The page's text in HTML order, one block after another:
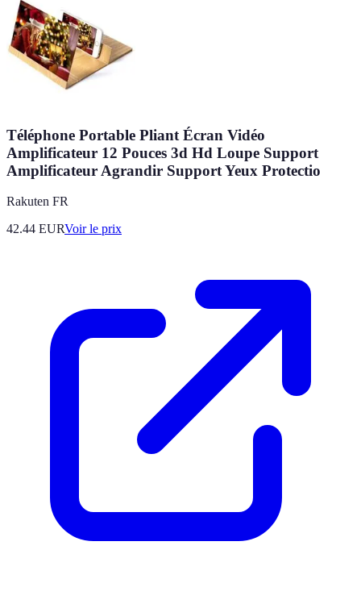
Téléphone Portable Pliant Écran Vidéo
Amplificateur 12 Pouces 3d Hd Loupe Support
Amplificateur Agrandir Support Yeux Protectio
Rakuten FR
42.44 EURVoir le prix